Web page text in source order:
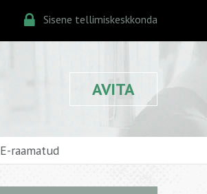
Sisene tellimiskeskkonda
AVITA
E-raamatud